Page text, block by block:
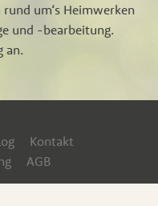
um‘s Heimwerken
und -bearbeitung.
an.
Kontakt
AGB